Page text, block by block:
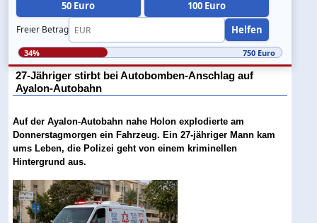
50 Euro 100 Euro
Freier Betrag Helfen
34% 750 Euro
27-Jähriger stirbt bei Autobomben-Anschlag auf
Ayalon-Autobahn
Auf der Ayalon-Autobahn nahe Holon explodierte am
Donnerstagmorgen ein Fahrzeug. Ein 27-jähriger Mann kam
ums Leben, die Polizei geht von einem kriminellen
Hintergrund aus.